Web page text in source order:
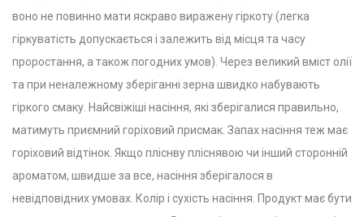
воно не повинно мати яскраво виражену гіркоту (легка
гіркуватість допускається і залежить від місця та часу
проростання, а також погодних умов). Через великий вміст олії
та при неналежному зберіганні зерна швидко набувають
гіркого смаку. Найсвіжіші насіння, які зберігалися правильно,
матимуть приємний горіховий присмак. Запах насіння теж має
горіховий відтінок. Якщо пліснву пліснявою чи інший сторонній
ароматом, швидше за все, насіння зберігалося в
невідповідних умовах. Колір і сухість насіння. Продукт має бути